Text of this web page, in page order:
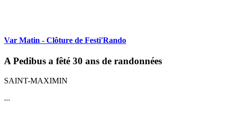
Var Matin - Clôture de Festi'Rando
A Pedibus a fêté 30 ans de randonnées
SAINT-MAXIMIN
...